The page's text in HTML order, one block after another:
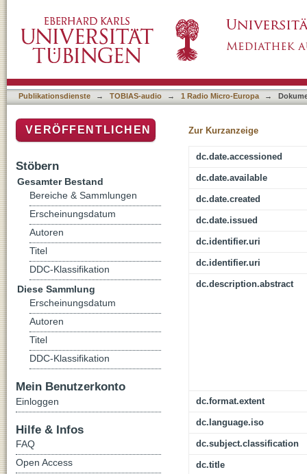
Publikationsdienste → TOBIAS-audio → 1 Radio Micro-Europa →
Zur Kurzanzeige
dc.date.accessioned
dc.date.available
dc.date.created
dc.date.issued
dc.identifier.uri
dc.identifier.uri
dc.description.abstract
dc.format.extent
dc.language.iso
dc.subject.classification
dc.title
VERÖFFENTLICHEN
Stöbern
Gesamter Bestand
Bereiche & Sammlungen
Erscheinungsdatum
Autoren
Titel
DDC-Klassifikation
Diese Sammlung
Erscheinungsdatum
Autoren
Titel
DDC-Klassifikation
Mein Benutzerkonto
Einloggen
Hilfe & Infos
FAQ
Open Access